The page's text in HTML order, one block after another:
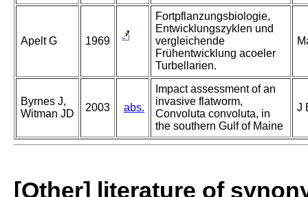
Apelt G 1969
Fortpflanzungsbiologie,
Entwicklungszyklen und
vergleichende
Frühentwicklung acoeler
Turbellarien.
Byrnes J,
Witman JD
2003 abs.
Impact assessment of an
invasive flatworm,
Convoluta convoluta, in
the southern Gulf of Maine
J
[Other] literature of